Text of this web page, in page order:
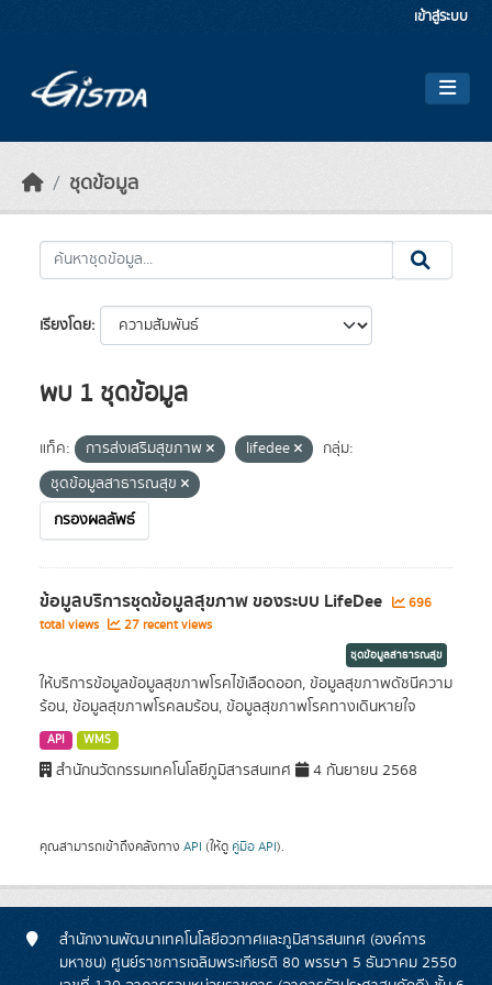
เข้าสู่ระบบ
ชุดข้อมูล
เรียงโดย
พบ 1 ชุดข้อมูล
แท็ค: การส่งเสริมสุขภาพ lifedee
กลุ่ม:
ชุดข้อมูลสาธารณสุข
กรองผลลัพธ์
ข้อมูลบริการชุดข้อมูลสุขภาพ ของระบบ LifeDee
696
total views
27 recent views
ชุดข้อมูลสาธารณสุข
ให้บริการข้อมูลข้อมูลสุขภาพโรคไข้เลือดออก, ข้อมูลสุขภาพดัชนีความ
ร้อน, ข้อมูลสุขภาพโรคลมร้อน, ข้อมูลสุขภาพโรคทางเดินหายใจ
API WMS
สำนักนวัตกรรมเทคโนโลยีภูมิสารสนเทศ 4 กันยายน 2568
คุณสามารถเข้าถึงคลังทาง API (ให้ดู คู่มือ API).
สำนักงานพัฒนาเทคโนโลยีอวกาศและภูมิสารสนเทศ (องค์การ
มหาชน) ศูนย์ราชการเฉลิมพระเกียรติ 80 พรรษา 5 ธันวาคม 2550